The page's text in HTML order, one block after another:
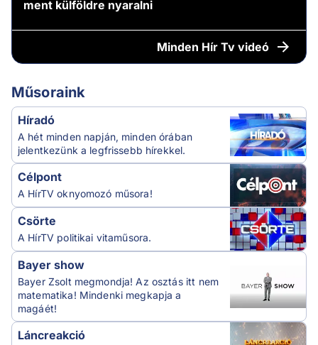
ment külföldre nyaralni
Minden Hír Tv videó
Műsoraink
Híradó
A hét minden napján, minden órában
jelentkezünk a legfrissebb hírekkel.
Célpont
A HírTV oknyomozó műsora!
Csörte
A HírTV politikai vitaműsora.
Bayer show
Bayer Zsolt megmondja! Az osztás itt nem
matematika! Mindenki megkapja a
magáét!
Láncreakció